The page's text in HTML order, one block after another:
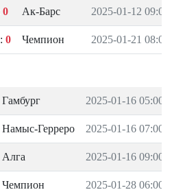
0 Ак-Барс 2025-01-12 09:00
: 0 Чемпион 2025-01-21 08:00
Гамбург 2025-01-16 05:00
Намыс-Герреро 2025-01-16 07:00
Алга 2025-01-16 09:00
Чемпион 2025-01-28 06:00